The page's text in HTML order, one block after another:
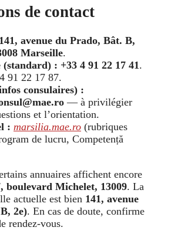
de contact
141, avenue du Prado, Bât. B,
Marseille.
(standard) : +33 4 91 22 17 41 .
91 22 17 87.
consulaires) :
— à privilégier
et l’orientation.
: marsilia.mae.ro (rubriques
de lucru, Competență
annuaires affichent encore
boulevard Michelet, 13009. La
actuelle est bien 141, avenue
2e). En cas de doute, confirme
rendez-vous.